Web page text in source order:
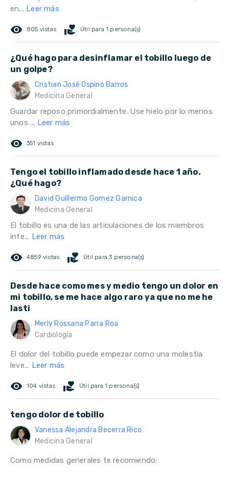
en... Leer más
remove_red_eye 805 vistas volunteer_activism Útil para 1 persona(s)
¿Qué hago para desinflamar el tobillo luego de
un golpe?
Cristian José Ospino Barros
Medicina General
Guardar reposo primordialmente. Use hielo por lo menos
unos ... Leer más
remove_red_eye 351 vistas
Tengo el tobillo inflamado desde hace 1 año.
¿Qué hago?
David Guillermo Gomez Garnica
Medicina General
El tobillo es una de las articulaciones de los miembros
infe... Leer más
remove_red_eye 4859 vistas volunteer_activism Útil para 3 persona(s)
Desde hace como mes y medio tengo un dolor en
mi tobillo, se me hace algo raro ya que no me he
lasti
Merly Rossana Parra Roa
Cardiología
El dolor del tobillo puede empezar como una molestia
leve... Leer más
remove_red_eye 104 vistas volunteer_activism Útil para 1 persona(s)
tengo dolor de tobillo
Vanessa Alejandra Becerra Rico
Medicina General
Como medidas generales te recomiendo: